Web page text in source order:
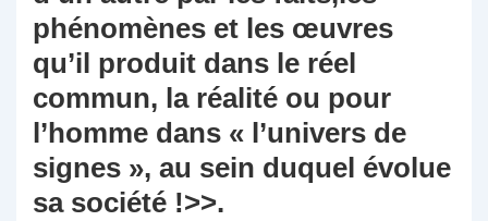
phénomènes et les œuvres
qu’il produit dans le réel
commun, la réalité ou pour
l’homme dans « l’univers de
signes », au sein duquel évolue
sa société !>>.